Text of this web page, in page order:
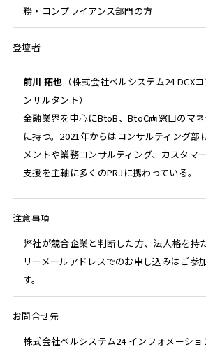
務・コンプライアンス部門の方
登壇者
前川 拓也 （株式会社ベルシステム24 DCX
ンサルタント）
金融業界を中心にBtoB、BtoC両窓口のマ
に持つ。2021年からはコンサルティング部
メントや業務コンサルティング、カスタマ
支援を主軸に多くのPRJに携わっている。
注意事項
弊社が競合企業と判断した方、法人格を持
リーメールアドレスでのお申し込みはご参
す。
お問合せ先
株式会社ベルシステム24 インフォメーショ